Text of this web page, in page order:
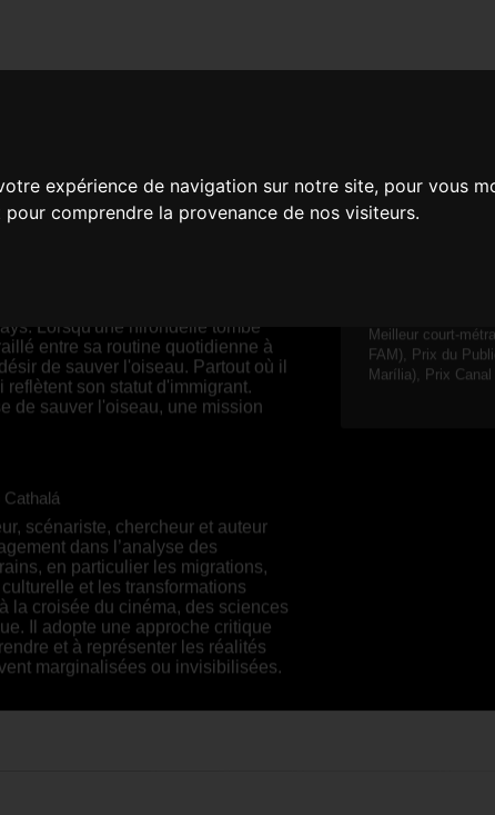
expérience de navigation sur notre site, pour vous
comprendre la provenance de nos visiteurs.
Brésil
entre sa routine quotidienne à
de sauver l'oiseau. Partout où il
son statut d'immigrant.
de sauver l'oiseau, une mission
Cathalá
scénariste, chercheur et auteur
dans l’analyse des
en particulier les migrations,
et les transformations
la croisée du cinéma, des sciences
Il adopte une approche critique
et à représenter les réalités
marginalisées ou invisibilisées.
Meilleur court-
FAM), Prix du
Marília), Prix Canal